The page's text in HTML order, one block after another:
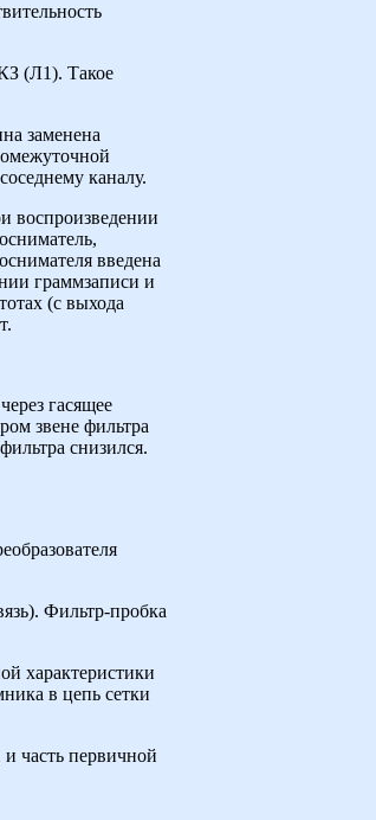
(Л1). Такое
заменена
каналу.
воспроизведении
введена
граммзаписи и
(с выхода
гасящее
звене фильтра
снизился.
Фильтр-пробка
характеристики
в цепь сетки
часть первичной